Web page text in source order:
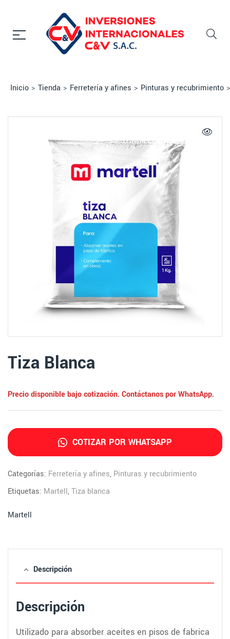
Inicio > Tienda > Ferretería y afines > Pinturas y recubrimiento >
Tiza Blanca
Precio disponible bajo cotización. Contáctanos por WhatsApp.
COTIZAR POR WHATSAPP
Categorías: Ferretería y afines, Pinturas y recubrimiento
Etiquetas: Martell,Tiza blanca
Martell
Descripción
Descripción
Utilizado para absorber aceites en pisos de fabrica